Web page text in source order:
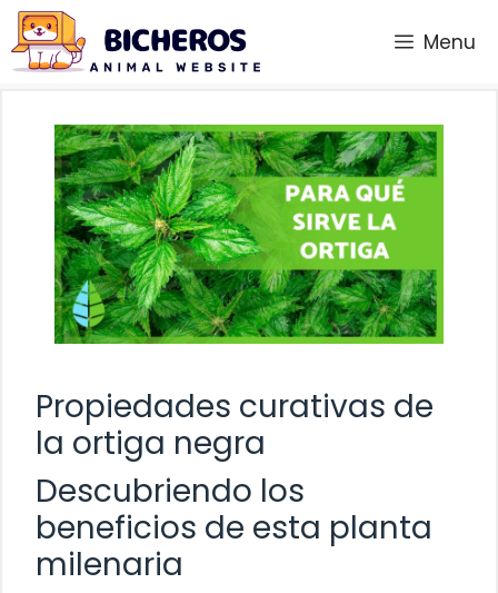
Saltar
al
contenido
Menu
Propiedades curativas de
la ortiga negra
Descubriendo los
beneficios de esta planta
milenaria